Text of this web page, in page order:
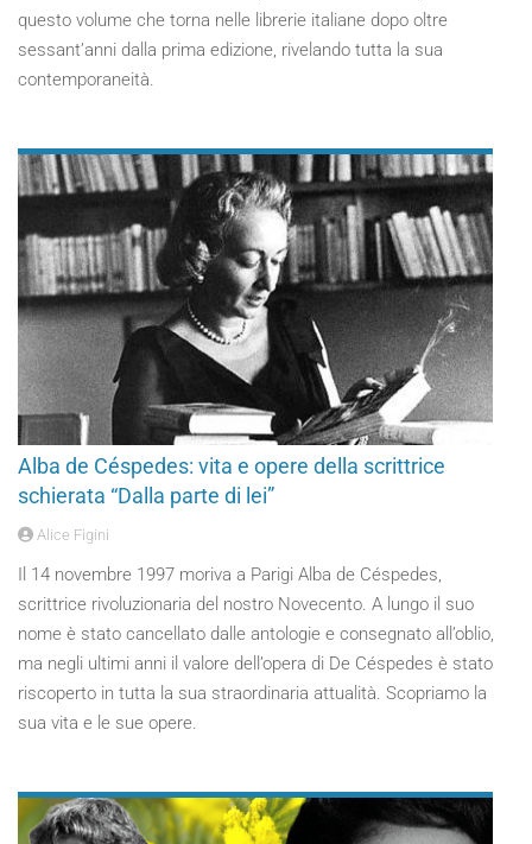
questo volume che torna nelle librerie italiane dopo oltre
sessant’anni dalla prima edizione, rivelando tutta la sua
contemporaneità.
Alba de Céspedes: vita e opere della scrittrice
schierata “Dalla parte di lei”
Alice Figini
Il 14 novembre 1997 moriva a Parigi Alba de Céspedes,
scrittrice rivoluzionaria del nostro Novecento. A lungo il suo
nome è stato cancellato dalle antologie e consegnato all’oblio,
ma negli ultimi anni il valore dell’opera di De Céspedes è stato
riscoperto in tutta la sua straordinaria attualità. Scopriamo la
sua vita e le sue opere.